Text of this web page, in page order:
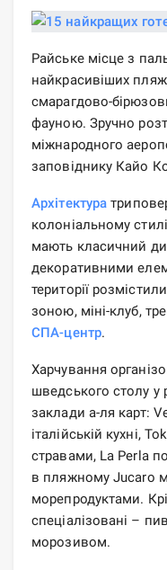
Райське місце з
найкрасивіших
смарагдово-
фауною. Зручно
міжнародного
заповіднику Кайо
Архітектура
колоніальному
мають класичний
декоративними
території
зоною, міні-клуб,
СПА-центр.
Харчування
шведського столу у
заклади а-ля карт:
італійській кухні,
стравами, La Perla
в пляжному Jucaro
морепродуктами.
спеціалізовані –
морозивом.